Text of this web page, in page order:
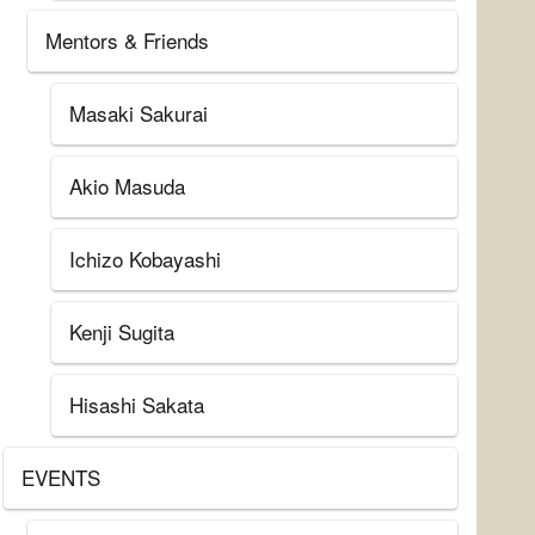
Mentors & Friends
Masaki Sakurai
Akio Masuda
Ichizo Kobayashi
Kenji Sugita
Hisashi Sakata
EVENTS